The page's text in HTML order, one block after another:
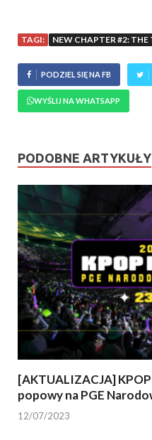
TAGI: NEW CHAPTER #2: THE
PODZIEL SIĘ NA FB
WYŚLIJ NA WHATSAPP
PODOBNE ARTYKUŁY
[AKTUALIZACJA]
popowy na PGE
12/07/2023